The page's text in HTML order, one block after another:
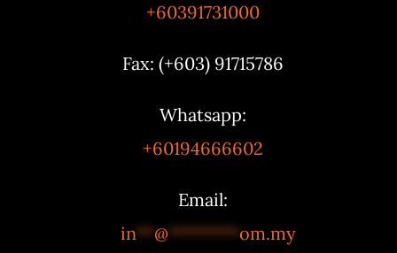
+60391731000
Fax: (+603) 91715786
Whatsapp:
+60194666602
Email:
in**@********om.my